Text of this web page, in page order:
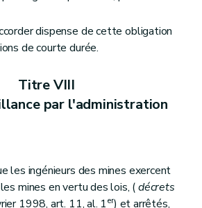
dispense de cette obligation
de courte durée.
Titre VIII
par l'administration
les ingénieurs des mines exercent
mines en vertu des lois, (décrets
1998, art. 11, al. 1er) et arrêtés,